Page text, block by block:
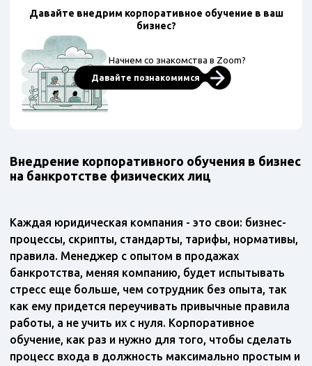
Давайте внедрим корпоративное обучение в ваш
бизнес?
Начнем со знакомства в Zoom?
Давайте познакомимся
Внедрение корпоративного обучения в бизнес
на банкротстве физических лиц
Каждая юридическая компания - это свои: бизнес-
процессы, скрипты, стандарты, тарифы, нормативы,
правила. Менеджер с опытом в продажах
банкротства, меняя компанию, будет испытывать
стресс еще больше, чем сотрудник без опыта, так
как ему придется переучивать привычные правила
работы, а не учить их с нуля. Корпоративное
обучение, как раз и нужно для того, чтобы сделать
процесс входа в должность максимально простым и